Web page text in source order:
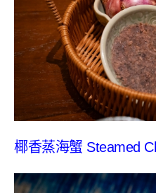
椰香蒸海蟹 Steamed